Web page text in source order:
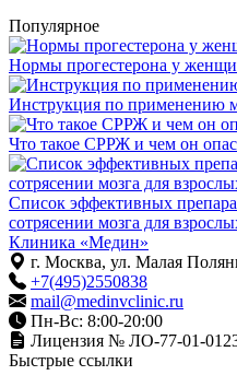
Популярное
Нормы прогестерона у
Инструкция по применению
Что такое СРРЖ и чем он
Список эффективных
сотрясении мозга для
Клиника «Медин»
г. Москва, ул. Малая
+7(495)2550838
mail@medinvclinic.ru
Пн-Вс: 8:00-20:00
Лицензия № ЛО-77-01-
Быстрые ссылки